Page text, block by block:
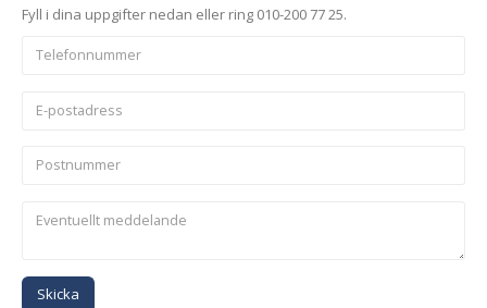
Fyll i dina uppgifter nedan eller ring 010-200 77 25.
Skicka